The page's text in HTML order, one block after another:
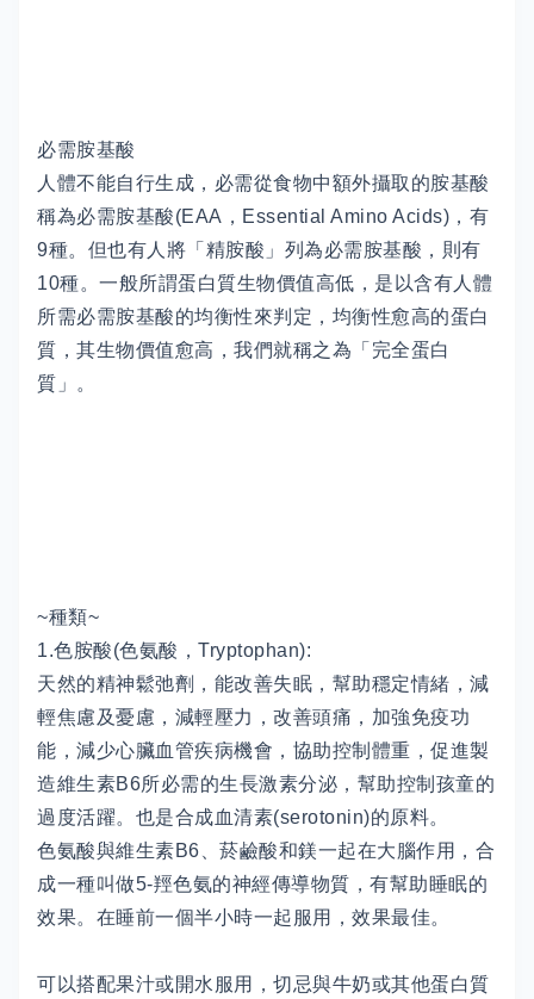
必需胺基酸
人體不能自行生成，必需從食物中額外攝取的胺基酸
稱為必需胺基酸(EAA，Essential Amino Acids)，有
9種。但也有人將「精胺酸」列為必需胺基酸，則有
10種。一般所謂蛋白質生物價值高低，是以含有人體
所需必需胺基酸的均衡性來判定，均衡性愈高的蛋白
質，其生物價值愈高，我們就稱之為「完全蛋白
質」。
~種類~
1.色胺酸(色氨酸，Tryptophan):
天然的精神鬆弛劑，能改善失眠，幫助穩定情緒，減
輕焦慮及憂慮，減輕壓力，改善頭痛，加強免疫功
能，減少心臟血管疾病機會，協助控制體重，促進製
造維生素B6所必需的生長激素分泌，幫助控制孩童的
過度活躍。也是合成血清素(serotonin)的原料。
色氨酸與維生素B6、菸鹼酸和鎂一起在大腦作用，合
成一種叫做5-羥色氨的神經傳導物質，有幫助睡眠的
效果。在睡前一個半小時一起服用，效果最佳。
可以搭配果汁或開水服用，切忌與牛奶或其他蛋白質